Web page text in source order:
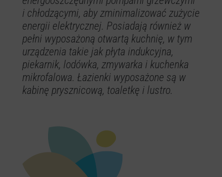
i chłodzącymi, aby zminimalizować zużycie
energii elektrycznej. Posiadają również w
pełni wyposażoną otwartą kuchnię, w tym
urządzenia takie jak płyta indukcyjna,
piekarnik, lodówka, zmywarka i kuchenka
mikrofalowa. Łazienki wyposażone są w
kabinę prysznicową, toaletkę i lustro.